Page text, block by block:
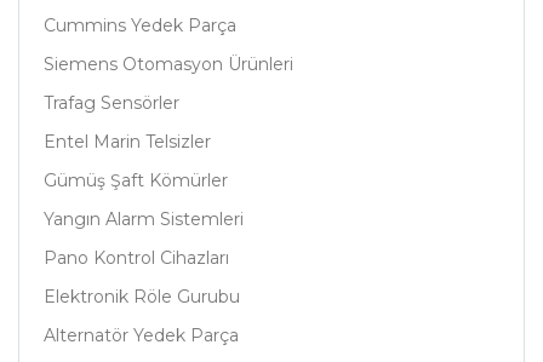
Cummins Yedek Parça
Siemens Otomasyon Ürünleri
Trafag Sensörler
Entel Marin Telsizler
Gümüş Şaft Kömürler
Yangın Alarm Sistemleri
Pano Kontrol Cihazları
Elektronik Röle Gurubu
Alternatör Yedek Parça